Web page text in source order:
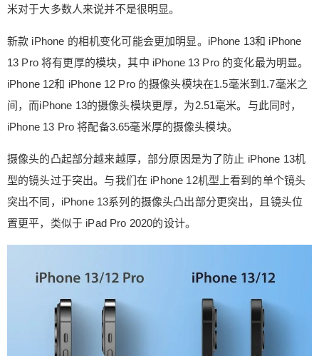
米对于大多数人来说并不是很明显。
新款 iPhone 的相机变化可能会更加明显。iPhone 13和 iPhone
13 Pro 将有更厚的模块，其中 iPhone 13 Pro 的变化最为明显。
iPhone 12和 iPhone 12 Pro 的摄像头模块在1.5毫米到1.7毫米之
间，而iPhone 13的摄像头模块更厚，为2.51毫米。与此同时，
iPhone 13 Pro 将配备3.65毫米厚的摄像头模块。
摄像头的凸起部分越来越厚，部分原因是为了防止 iPhone 13机
型的镜头过于突出。与我们在 iPhone 12机型上看到的单个镜头
突出不同，iPhone 13系列的摄像头凸出部分更突出，且镜头位
置更平，类似于 iPad Pro 2020的设计。
5毫米到1.7毫米之间，而iPhone 13的摄像头模块更
3.65毫米厚的摄像头模块。 摄像头的凸起部分越来
越厚，部分原因是为了防止 iPhone 13机型的镜头
过于突出。与我们在 iPhone 12机型上看到的单个
镜头突出不同，iPhone 13系列的摄像头凸出部分更
突出，且镜头位置更平，类似于 iPad Pro 2020的设
计。 此外，苹果还改变了摄像头模块的整体尺寸，
这一变化在 iPhone 13 Pro 上最为明显。iPhone 12
和 iPhone 12 Pro 的摄像头模块尺寸约为28mm×30
mm，而 iPhone 13的摄像头模块尺寸约为29mm×2
9mm，更接近方形，距离 iPhone 顶部约1毫米。 iP
hone 13 Pro 预计将拥有一个更大的摄像头模块，
是普通的 iPhone 13机型，位移式图像防抖功能至
低光性能和稳定性。目前，传感器位移式图像防抖
功能仅限于 iPhone 12 Pro Max。 0 收藏